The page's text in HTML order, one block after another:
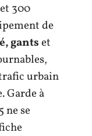
300
de
gantset
urbain
Garde à
ne se